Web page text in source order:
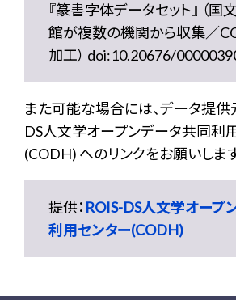
『篆書字体データセット』 （
館が複数の機関から収集／
加工） doi:10.20676/
また可能な場合には、データ提供
DS人文学オープンデータ共同利
(CODH) へのリンクをお願いします
提供： ROIS-DS人文学オープ
利用センター(CODH)